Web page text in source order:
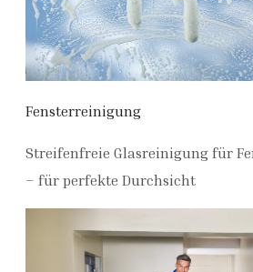
Fensterreinigung
Streifenfreie Glasreinigung für
– für perfekte Durchsicht